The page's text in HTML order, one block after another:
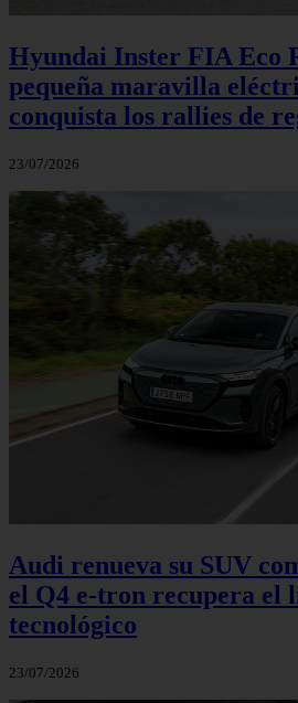
Hyundai Inster FIA Eco
pequeña maravilla
conquista los rallies de
23/07/2026
Audi renueva su SUV
el Q4 e‑tron recupera el
tecnológico
23/07/2026